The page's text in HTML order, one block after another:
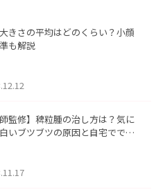
きさの平均はどのくらい？小顔
も解説
師監修】稗粒腫の治し方は？気に
いブツブツの原因と自宅ででき